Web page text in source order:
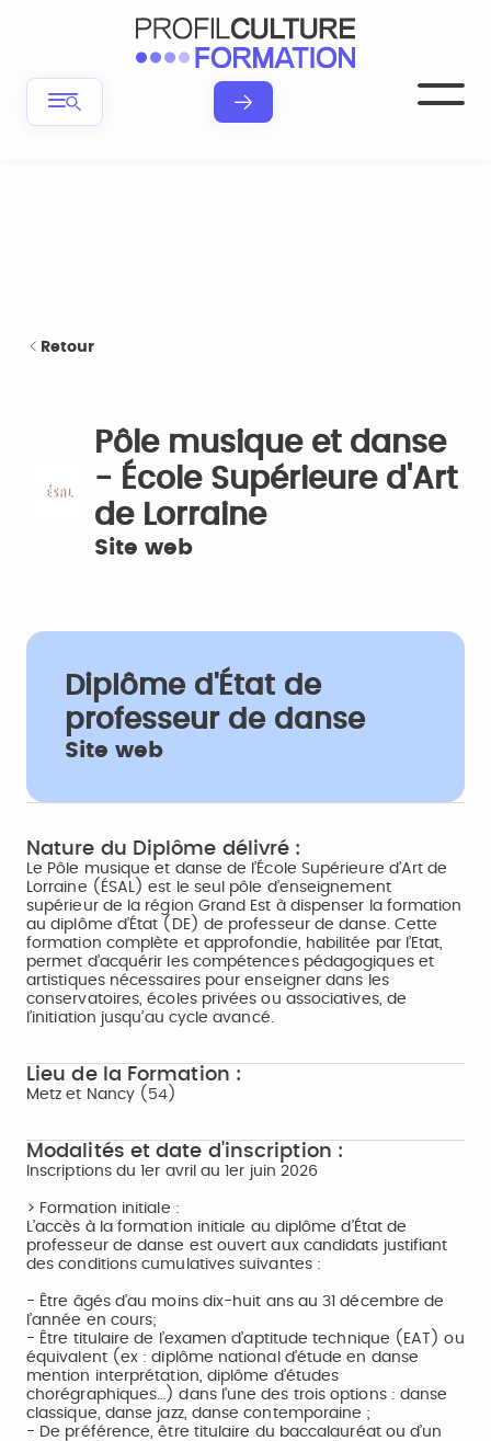
Retour
Pôle musique et danse
- École Supérieure d'Art
de Lorraine
Site web
Diplôme d'État de
professeur de danse
Site web
Nature du Diplôme délivré :
Le Pôle musique et danse de l’École Supérieure d’Art de
Lorraine (ÉSAL) est le seul pôle d’enseignement
supérieur de la région Grand Est à dispenser la formation
au diplôme d’État (DE) de professeur de danse. Cette
formation complète et approfondie, habilitée par l’Etat,
permet d’acquérir les compétences pédagogiques et
artistiques nécessaires pour enseigner dans les
conservatoires, écoles privées ou associatives, de
l’initiation jusqu’au cycle avancé.
Lieu de la Formation :
Metz et Nancy (54)
Modalités et date d'inscription :
Inscriptions du 1er avril au 1er juin 2026
> Formation initiale :
L’accès à la formation initiale au diplôme d’État de
professeur de danse est ouvert aux candidats justifiant
des conditions cumulatives suivantes :
- Être âgés d’au moins dix-huit ans au 31 décembre de
l’année en cours;
- Être titulaire de l’examen d’aptitude technique (EAT) ou
équivalent (ex : diplôme national d’étude en danse
mention interprétation, diplôme d’études
chorégraphiques…) dans l’une des trois options : danse
classique, danse jazz, danse contemporaine ;
- De préférence, être titulaire du baccalauréat ou d’un